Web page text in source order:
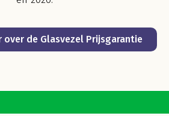
over de Glasvezel Prijsgarantie